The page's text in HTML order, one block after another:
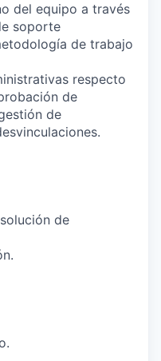
del equipo a través
soporte
de trabajo
respecto
de
de
de